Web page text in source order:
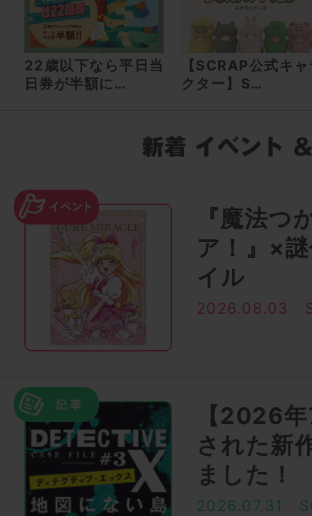
22歳以下なら平日当
日券が半額に…
【SCRAP公式キ
クター】S…
『魔法つ
ア！』×
イル
2026.08.03
【2026
された新
ました！
2026.07.31